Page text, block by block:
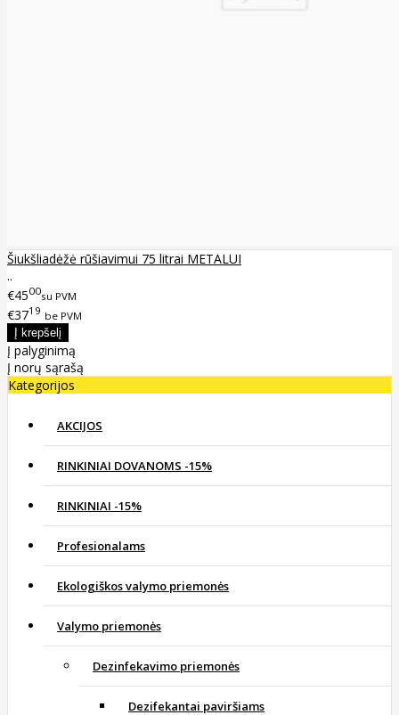
Šiukšliadėžė rūšiavimui 75 litrai METALUI
..
€4500su PVM
€3719 be PVM
Į palyginimą
Į norų sąrašą
Kategorijos
AKCIJOS
RINKINIAI DOVANOMS -15%
RINKINIAI -15%
Profesionalams
Ekologiškos valymo priemonės
Valymo priemonės
Dezinfekavimo priemonės
Dezifekantai paviršiams